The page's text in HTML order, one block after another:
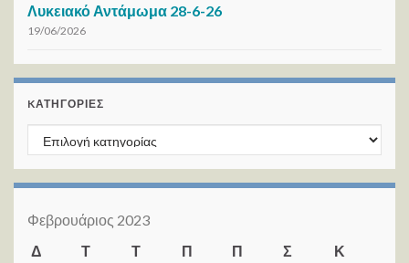
Λυκειακό Αντάμωμα 28-6-26
19/06/2026
KΑΤΗΓΟΡΊΕΣ
Kατηγορίες
Φεβρουάριος 2023
Δ
Τ Τ Π Π Σ
Κ